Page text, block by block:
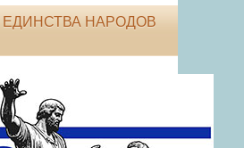
ЕДИНСТВА НАРОДОВ